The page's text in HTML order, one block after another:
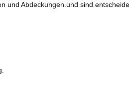
und Abdeckungen.und sind